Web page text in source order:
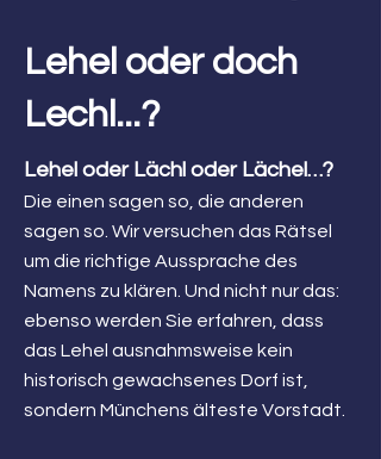
Lehel oder doch
Lechl...?
Lehel oder Lächl oder Lächel…?
Die einen sagen so, die anderen
sagen so. Wir versuchen das Rätsel
um die richtige Aussprache des
Namens zu klären. Und nicht nur das:
ebenso werden Sie erfahren, dass
das Lehel ausnahmsweise kein
historisch gewachsenes Dorf ist,
sondern Münchens älteste Vorstadt.